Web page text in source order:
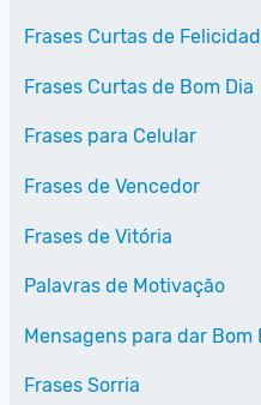
Frases Curtas de
Frases Curtas de Bom Dia
Frases para Celular
Frases de Vencedor
Frases de Vitória
Palavras de Motivação
Mensagens para dar Bom
Frases Sorria